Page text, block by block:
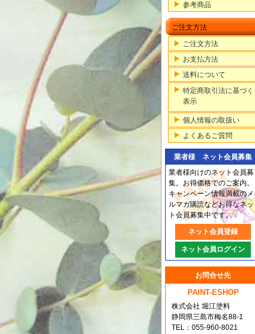
参考商品
ご注文方法
ご注文方法
お支払方法
送料について
特定商取引法に基づく
表示
個人情報の取扱い
よくあるご質問
業者様 ネット会員募集
業者様向けのネット会員募
集。お得価格でのご案内。
キャンペーン情報満載のメ
ルマガ購読などお得なネッ
ト会員募集中です。
ネット会員登録
ネット会員ログイン
お問合せ先
PAINT-ESHOP
株式会社 堀江塗料
静岡県三島市梅名88-1
TEL：055-960-8021